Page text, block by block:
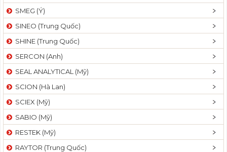
n
SMEG (Ý)
SINEO (Trung Quốc)
SHINE (Trung Quốc)
SERCON (Anh)
SEAL ANALYTICAL (Mỹ)
SCION (Hà Lan)
SCIEX (Mỹ)
SABIO (Mỹ)
RESTEK (Mỹ)
RAYTOR (Trung Quốc)